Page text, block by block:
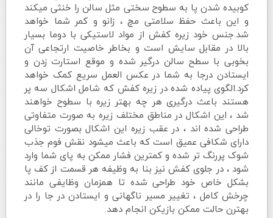
کوبیده شدن پا به سطوح سختی مثل سالن را خنثی میکند
و این باعث حفظ سلامتی مچ ، زانو و کمر شما خواهد
شد.جنس خود زیره کفش از مواد لاستیکی با دوما بسیار
بالا در مقابل سایش است و بخاطر خاصیت ارتجاعی آن
بخوبی با سطح سالن درگیر شده و موقع استارت زدن و
ایستادن درجا به شما در عکس العمل سریع کمک خواهد
کرد.الگوی پیاده شده در زیره کفش که شامل اشکال سه پر
هستند باعث درگیری هر چه بهتر زیره با سطوح خواهند
شد ، این اشکال در مناطق مختلف زیره به صورت متفاوتی
طراحی شده اند ، در عقب زیره این اشکال بصورت توخالی
دارای شکافی عمیق است که باعث میشود نقش فوم جذب
شوک پررنگ تر شده و کمترین فشار ممکن به پای شما وارد
شود ، در جلوی کفش نیز بنا به وظیفه هر قسمت از کف پا
بشکل خاص خود طراحی شده تا همزمان وظایفی مانند
چرخش کامل ، تغییر مسیر ناگهانی و ایستادن در جا را در
بهترن حالت ممکن بازیکن انجام دهد.